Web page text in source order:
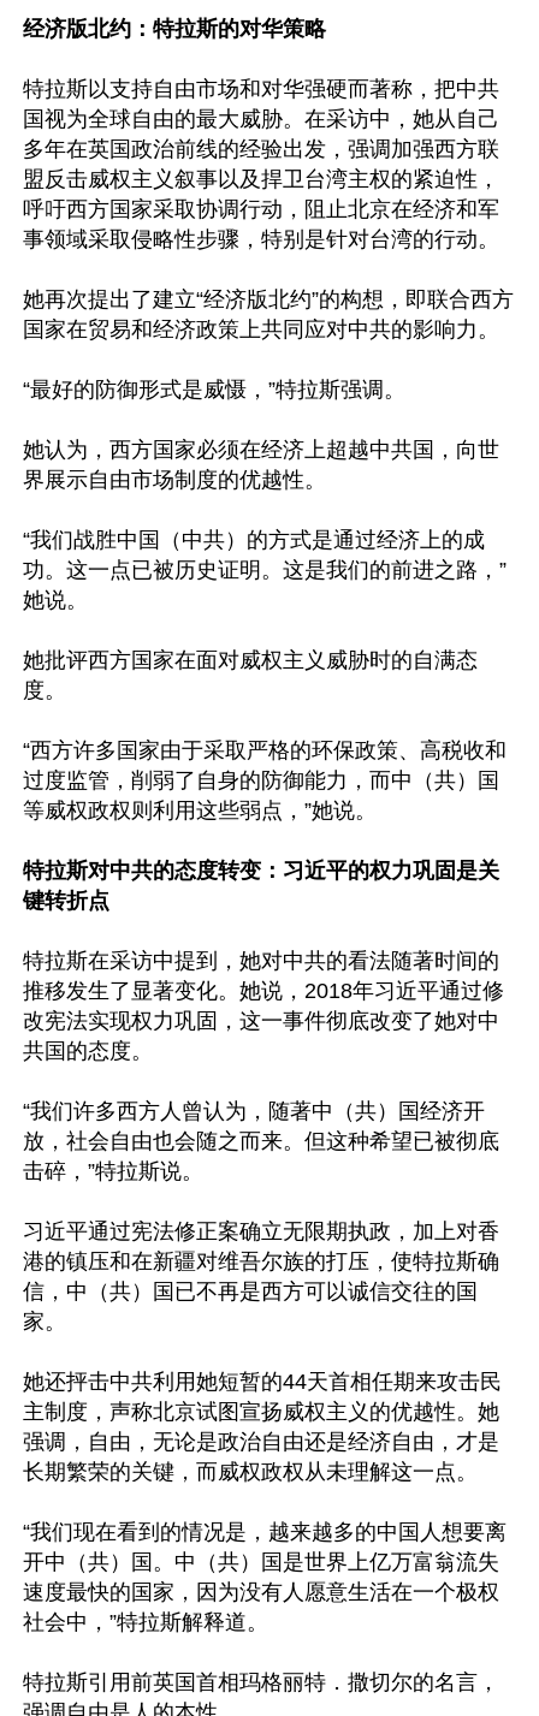
经济版北约：特拉斯的对华策略
特拉斯以支持自由市场和对华强硬而著称，把中共
国视为全球自由的最大威胁。在采访中，她从自己
多年在英国政治前线的经验出发，强调加强西方联
盟反击威权主义叙事以及捍卫台湾主权的紧迫性，
呼吁西方国家采取协调行动，阻止北京在经济和军
事领域采取侵略性步骤，特别是针对台湾的行动。
她再次提出了建立“经济版北约”的构想，即联合西方
国家在贸易和经济政策上共同应对中共的影响力。
“最好的防御形式是威慑，”特拉斯强调。
她认为，西方国家必须在经济上超越中共国，向世
界展示自由市场制度的优越性。
“我们战胜中国（中共）的方式是通过经济上的成
功。这一点已被历史证明。这是我们的前进之路，”
她说。
她批评西方国家在面对威权主义威胁时的自满态
度。
“西方许多国家由于采取严格的环保政策、高税收和
过度监管，削弱了自身的防御能力，而中（共）国
等威权政权则利用这些弱点，”她说。
特拉斯对中共的态度转变：习近平的权力巩固是关
键转折点
特拉斯在采访中提到，她对中共的看法随著时间的
推移发生了显著变化。她说，2018年习近平通过修
改宪法实现权力巩固，这一事件彻底改变了她对中
共国的态度。
“我们许多西方人曾认为，随著中（共）国经济开
放，社会自由也会随之而来。但这种希望已被彻底
击碎，”特拉斯说。
习近平通过宪法修正案确立无限期执政，加上对香
港的镇压和在新疆对维吾尔族的打压，使特拉斯确
信，中（共）国已不再是西方可以诚信交往的国
家。
她还抨击中共利用她短暂的44天首相任期来攻击民
主制度，声称北京试图宣扬威权主义的优越性。她
强调，自由，无论是政治自由还是经济自由，才是
长期繁荣的关键，而威权政权从未理解这一点。
“我们现在看到的情况是，越来越多的中国人想要离
开中（共）国。中（共）国是世界上亿万富翁流失
速度最快的国家，因为没有人愿意生活在一个极权
社会中，”特拉斯解释道。
特拉斯引用前英国首相玛格丽特．撒切尔的名言，